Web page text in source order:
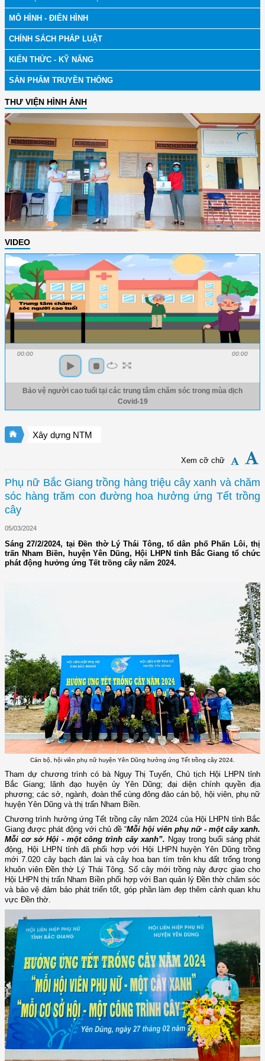
MÔ HÌNH - ĐIỂN HÌNH
CHÍNH SÁCH PHÁP LUẬT
KIẾN THỨC - KỸ NĂNG
SẢN PHẨM TRUYỀN THÔNG
THƯ VIỆN HÌNH ẢNH
VIDEO
00:00 00:00
Bảo vệ người cao tuổi tại các trung tâm chăm sóc trong mùa dịch
Covid-19
Xây dựng NTM
Xem cỡ chữ
Phụ nữ Bắc Giang trồng hàng triệu cây xanh và chăm
sóc hàng trăm con đường hoa hưởng ứng Tết trồng
cây
05/03/2024
Sáng 27/2/2024, tại Đền thờ Lý Thái Tông, tổ dân phố Phấn Lôi, thị
trấn Nham Biền, huyện Yên Dũng, Hội LHPN tỉnh Bắc Giang tổ chức
phát động hưởng ứng Tết trồng cây năm 2024.
Cán bộ, hội viên phụ nữ huyện Yên Dũng hưởng ứng Tết trồng cây 2024.
Tham dự chương trình có bà Ngụy Thị Tuyến, Chủ tịch Hội LHPN tỉnh
Bắc Giang; lãnh đạo huyện ủy Yên Dũng; đại diện chính quyền địa
phương; các sở, ngành, đoàn thể cùng đông đảo cán bộ, hội viên, phụ nữ
huyện Yên Dũng và thị trấn Nham Biền.
Chương trình hưởng ứng Tết trồng cây năm 2024 của Hội LHPN tỉnh Bắc
Giang được phát động với chủ đề “Mỗi hội viên phụ nữ - một cây xanh.
Mỗi cơ sở Hội - một công trình cây xanh”. Ngay trong buổi sáng phát
động, Hội LHPN tỉnh đã phối hợp với Hội LHPN huyện Yên Dũng trồng
mới 7.020 cây bạch đàn lai và cây hoa ban tím trên khu đất trống trong
khuôn viên Đền thờ Lý Thái Tông. Số cây mới trồng này được giao cho
Hội LHPN thị trấn Nham Biền phối hợp với Ban quản lý Đền thờ chăm sóc
và bảo vệ đảm bảo phát triển tốt, góp phần làm đẹp thêm cảnh quan khu
vực Đền thờ.